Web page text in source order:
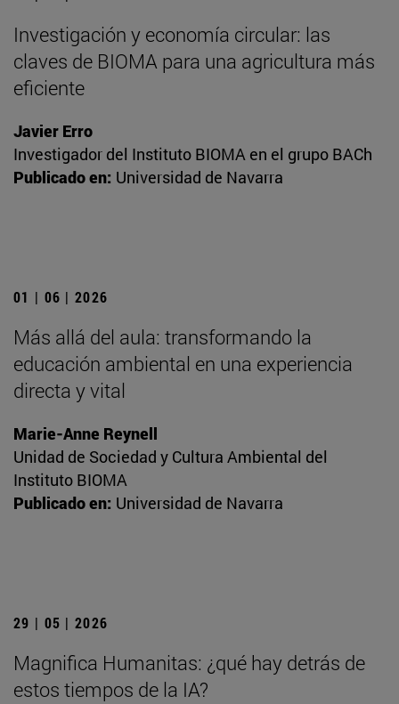
Investigación y economía circular: las
claves de BIOMA para una agricultura más
eficiente
Javier Erro
Investigador del Instituto BIOMA en el grupo BACh
Publicado en: Universidad de Navarra
01 | 06 | 2026
Más allá del aula: transformando la
educación ambiental en una experiencia
directa y vital
Marie-Anne Reynell
Unidad de Sociedad y Cultura Ambiental del
Instituto BIOMA
Publicado en: Universidad de Navarra
29 | 05 | 2026
Magnifica Humanitas: ¿qué hay detrás de
estos tiempos de la IA?